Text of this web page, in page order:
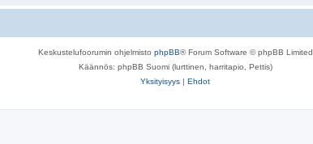
Keskustelufoorumin ohjelmisto phpBB® Forum Software © phpBB Limited
Käännös: phpBB Suomi (lurttinen, harritapio, Pettis)
Yksityisyys | Ehdot